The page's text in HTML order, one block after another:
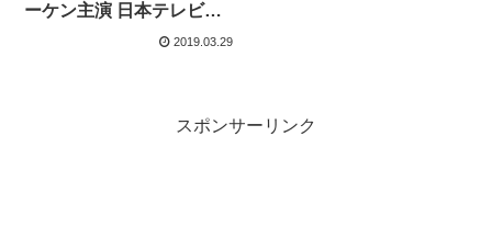
ーケン主演 日本テレビ史
2019.03.29
スポンサーリンク